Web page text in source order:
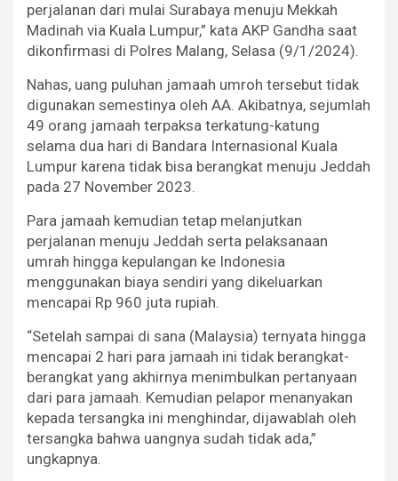
perjalanan dari mulai Surabaya menuju Mekkah
Madinah via Kuala Lumpur,” kata AKP Gandha saat
dikonfirmasi di Polres Malang, Selasa (9/1/2024).
Nahas, uang puluhan jamaah umroh tersebut tidak
digunakan semestinya oleh AA. Akibatnya, sejumlah
49 orang jamaah terpaksa terkatung-katung
selama dua hari di Bandara Internasional Kuala
Lumpur karena tidak bisa berangkat menuju Jeddah
pada 27 November 2023.
Para jamaah kemudian tetap melanjutkan
perjalanan menuju Jeddah serta pelaksanaan
umrah hingga kepulangan ke Indonesia
menggunakan biaya sendiri yang dikeluarkan
mencapai Rp 960 juta rupiah.
“Setelah sampai di sana (Malaysia) ternyata hingga
mencapai 2 hari para jamaah ini tidak berangkat-
berangkat yang akhirnya menimbulkan pertanyaan
dari para jamaah. Kemudian pelapor menanyakan
kepada tersangka ini menghindar, dijawablah oleh
tersangka bahwa uangnya sudah tidak ada,”
ungkapnya.